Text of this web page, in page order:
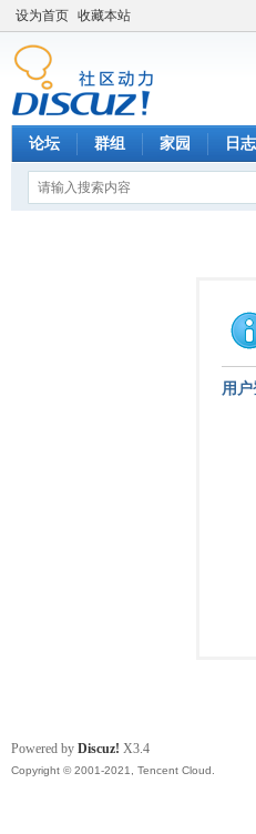
设为首页 收藏本站
论坛 群组 家园 日志
用
Powered by Discuz! X3.4
Copyright © 2001-2021, Tencent Cloud.